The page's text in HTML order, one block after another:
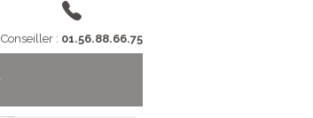
Conseiller : 01.56.88.66.75